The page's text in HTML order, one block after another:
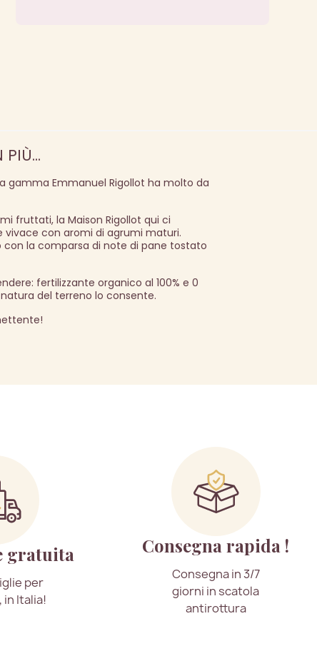
PIÙ...
gamma Emmanuel Rigollot ha molto da
fruttati, la Maison Rigollot qui ci
vivace con aromi di agrumi maturi.
la comparsa di note di pane tostato
fertilizzante organico al 100% e 0
del terreno lo consente.
gratuita
per
Italia!
Consegna rapida !
Consegna in 3/7
giorni in scatola
antirottura